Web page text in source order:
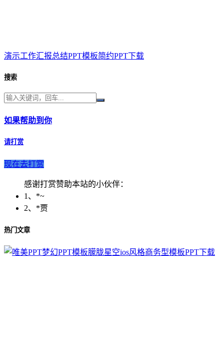
演示工作汇报总结PPT模板简约PPT下载
搜索
如果帮助到你
请打赏
现在去打赏
感谢打赏赞助本站的小伙伴：
1、*~
2、*贾
热门文章